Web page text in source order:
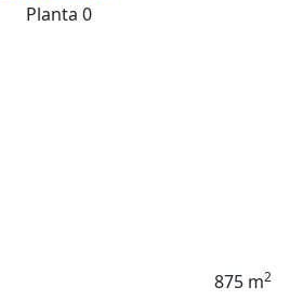
Planta 0
875 m2